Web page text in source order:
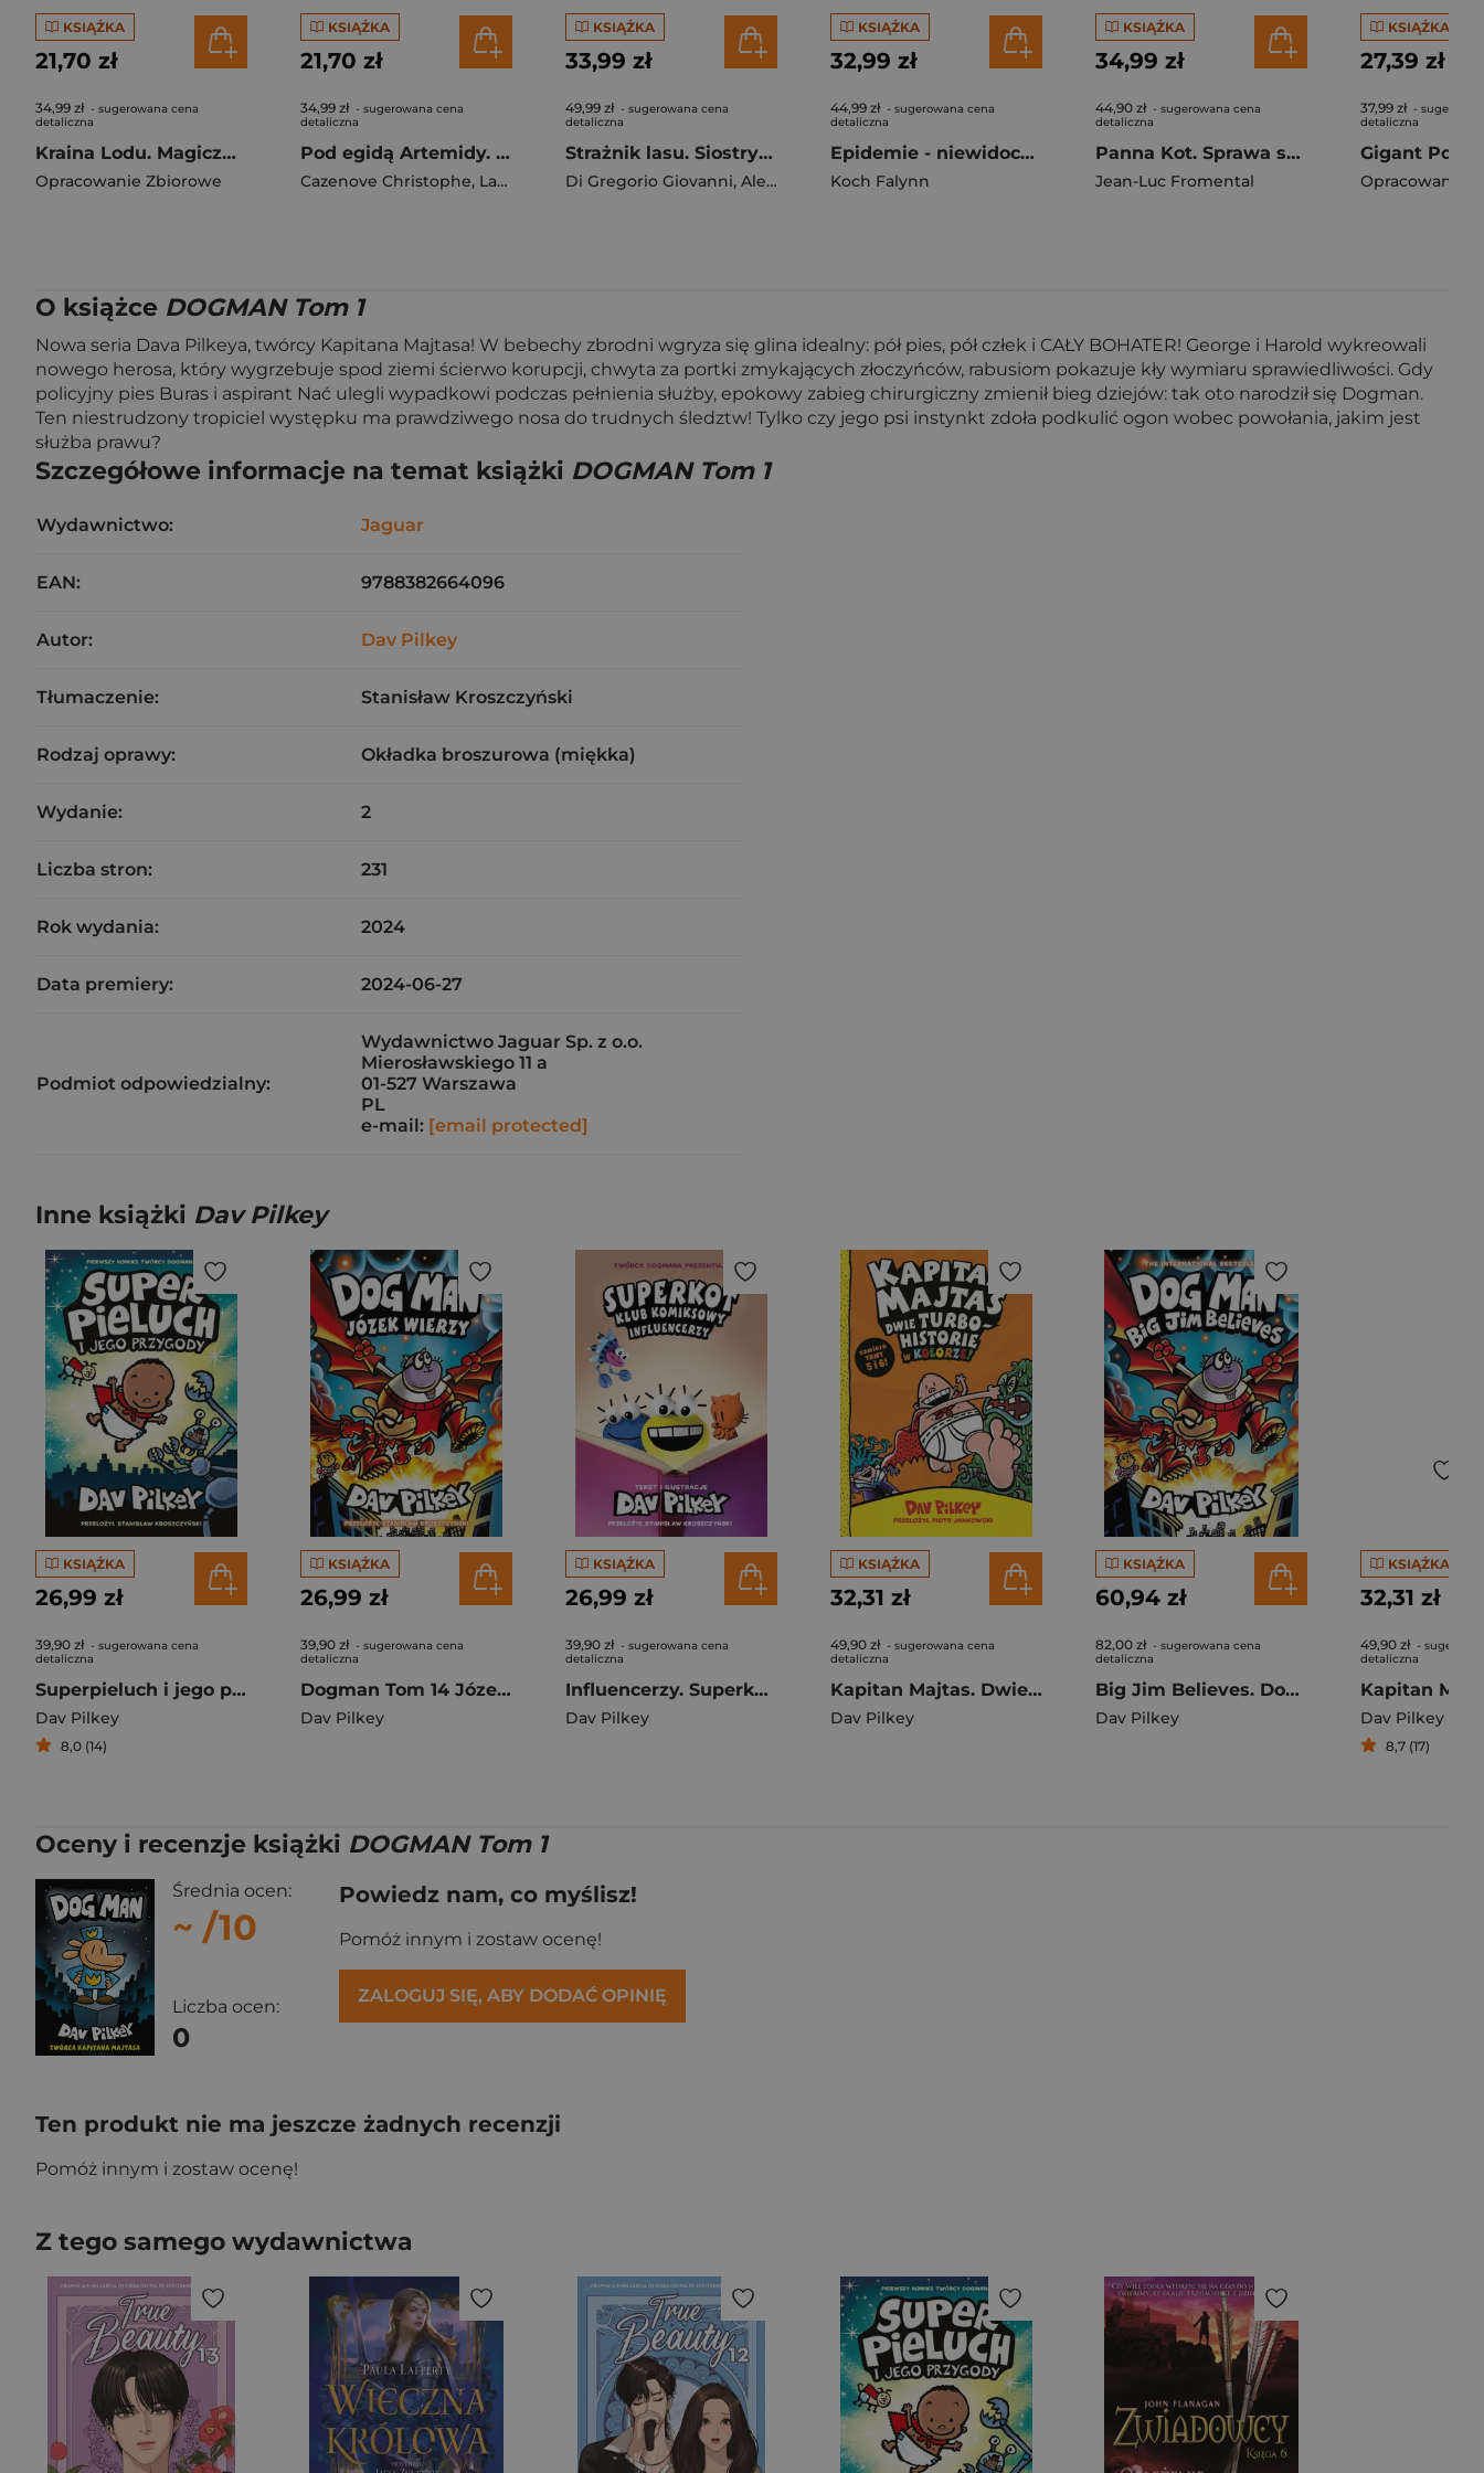
KSIĄŻKA
21,70 zł
34,99 zł - sugerowana cena
detaliczna
Kraina Lodu. Magiczny świat Disneya w komiksie
Opracowanie Zbiorowe
KSIĄŻKA
21,70 zł
34,99 zł - sugerowana cena
detaliczna
Pod egidą Artemidy. Mali bogowie. Tom 15
Cazenove Christophe, Larbier Philippe
KSIĄŻKA
33,99 zł
49,99 zł - sugerowana cena
detaliczna
Strażnik lasu. Siostry Niezapominajki. Tom 8
Di Gregorio Giovanni, Alessandro Barbucci
KSIĄŻKA
32,99 zł
44,99 zł - sugerowana cena
detaliczna
Epidemie - niewidoczne zagrożenie
Koch Falynn
KSIĄŻKA
34,99 zł
44,90 zł - sugerowana cena
detaliczna
Panna Kot. Sprawa skrzata bez czapki
Jean-Luc Fromental
KSIĄŻKA
27,39 zł
37,99 zł -
detaliczna
Opracowanie
O książce DOGMAN Tom 1
Nowa seria Dava Pilkeya, twórcy Kapitana Majtasa! W bebechy zbrodni wgryza się glina idealny: pół pies, pół człek i CAŁY BOHATER! George i Harold wykreowali
nowego herosa, który wygrzebuje spod ziemi ścierwo korupcji, chwyta za portki zmykających złoczyńców, rabusiom pokazuje kły wymiaru sprawiedliwości. Gdy
policyjny pies Buras i aspirant Nać ulegli wypadkowi podczas pełnienia służby, epokowy zabieg chirurgiczny zmienił bieg dziejów: tak oto narodził się Dogman.
Ten niestrudzony tropiciel występku ma prawdziwego nosa do trudnych śledztw! Tylko czy jego psi instynkt zdoła podkulić ogon wobec powołania, jakim jest
służba prawu?
Szczegółowe informacje na temat książki DOGMAN Tom 1
Wydawnictwo: Jaguar
EAN: 9788382664096
Autor: Dav Pilkey
Tłumaczenie: Stanisław Kroszczyński
Rodzaj oprawy: Okładka broszurowa (miękka)
Wydanie: 2
Liczba stron: 231
Rok wydania: 2024
Data premiery: 2024-06-27
Podmiot odpowiedzialny:
Wydawnictwo Jaguar Sp. z o.o.
Mierosławskiego 11 a
01-527 Warszawa
PL
e-mail: [email protected]
Inne książki Dav Pilkey
KSIĄŻKA
26,99 zł
39,90 zł - sugerowana cena
detaliczna
Superpieluch i jego przygody
Dav Pilkey
8,0 (14)
KSIĄŻKA
26,99 zł
39,90 zł - sugerowana cena
detaliczna
Dogman Tom 14 Józek wierzy
Dav Pilkey
KSIĄŻKA
26,99 zł
39,90 zł - sugerowana cena
detaliczna
Influencerzy. Superkot. Klub komiksowy. Tom 5
Dav Pilkey
KSIĄŻKA
32,31 zł
49,90 zł - sugerowana cena
detaliczna
Kapitan Majtas. Dwie turbohistorie w kolorze (Tomy 5 i 6)
Dav Pilkey
KSIĄŻKA
60,94 zł
82,00 zł - sugerowana cena
detaliczna
Big Jim Believes. Dog Man
Dav Pilkey
KSIĄŻKA
32,31 zł
49,90 zł -
detaliczna
Dav Pilkey
8,7 (17)
Oceny i recenzje książki DOGMAN Tom 1
Średnia ocen:
~ /10
Liczba ocen:
0
Powiedz nam, co myślisz!
Pomóż innym i zostaw ocenę!
ZALOGUJ SIĘ, ABY DODAĆ OPINIĘ
Ten produkt nie ma jeszcze żadnych recenzji
Pomóż innym i zostaw ocenę!
Z tego samego wydawnictwa